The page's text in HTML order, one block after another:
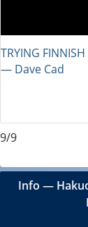
TRYING
― Dave Cad
9/9
Info ―